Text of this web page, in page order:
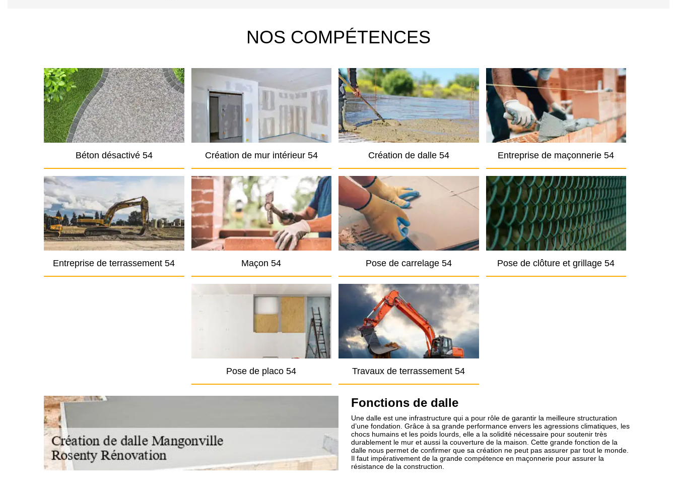
NOS COMPÉTENCES
Béton désactivé 54 Création de mur intérieur 54 Création de dalle 54 Entreprise de maçonnerie 54
Entreprise de terrassement 54 Maçon 54 Pose de carrelage 54 Pose de clôture et grillage 54
Pose de placo 54 Travaux de terrassement 54
Fonctions de dalle
Une dalle est une infrastructure qui a pour rôle de garantir la meilleure structuration
d’une fondation. Grâce à sa grande performance envers les agressions climatiques, les
chocs humains et les poids lourds, elle a la solidité nécessaire pour soutenir très
durablement le mur et aussi la couverture de la maison. Cette grande fonction de la
dalle nous permet de confirmer que sa création ne peut pas assurer par tout le monde.
Il faut impérativement de la grande compétence en maçonnerie pour assurer la
résistance de la construction.